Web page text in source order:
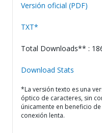
Versión oficial (PDF)
TXT*
Total Downloads** :
Download Stats
*La versión texto es una
óptico de caracteres, sin
únicamente en beneficio
conexión lenta.